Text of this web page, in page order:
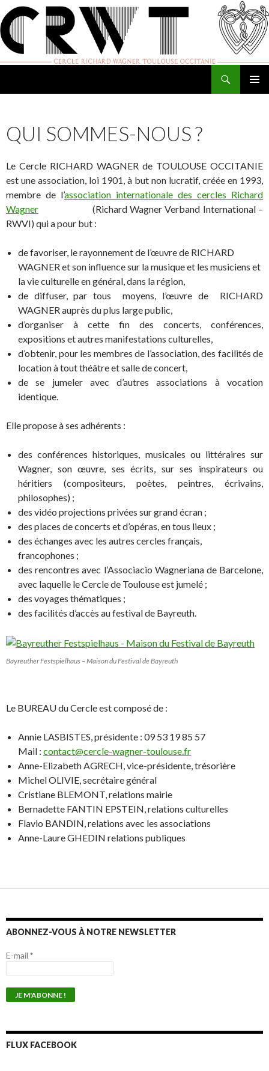
QUI SOMMES-NOUS ?
Le Cercle RICHARD WAGNER de TOULOUSE OCCITANIE
est une association, loi 1901, à but non lucratif, créée en 1993,
membre de l’association internationale des cercles Richard
Wagner (Richard Wagner Verband International –
RWVI) qui a pour but :
de favoriser, le rayonnement de l’œuvre de RICHARD
WAGNER et son influence sur la musique et les musiciens et
la vie culturelle en général, dans la région,
de diffuser, par tous moyens, l’œuvre de RICHARD
WAGNER auprès du plus large public,
d’organiser à cette fin des concerts, conférences,
expositions et autres manifestations culturelles,
d’obtenir, pour les membres de l’association, des facilités de
location à tout théâtre et salle de concert,
de se jumeler avec d’autres associations à vocation
identique.
Elle propose à ses adhérents :
des conférences historiques, musicales ou littéraires sur
Wagner, son œuvre, ses écrits, sur ses inspirateurs ou
héritiers (compositeurs, poètes, peintres, écrivains,
philosophes) ;
des vidéo projections privées sur grand écran ;
des places de concerts et d’opéras, en tous lieux ;
des échanges avec les autres cercles français,
francophones ;
des rencontres avec l’Associacio Wagneriana de Barcelone,
avec laquelle le Cercle de Toulouse est jumelé ;
des voyages thématiques ;
des facilités d’accès au festival de Bayreuth.
Bayreuther Festspielhaus – Maison du Festival de Bayreuth
Le BUREAU du Cercle est composé de :
Annie LASBISTES, présidente : 09 53 19 85 57
Mail : contact@cercle-wagner-toulouse.fr
Anne-Elizabeth AGRECH, vice-présidente, trésorière
Michel OLIVIE, secrétaire général
Cristiane BLEMONT, relations mairie
Bernadette FANTIN EPSTEIN, relations culturelles
Flavio BANDIN, relations avec les associations
Anne-Laure GHEDIN relations publiques
ABONNEZ-VOUS À NOTRE NEWSLETTER
E-mail *
FLUX FACEBOOK